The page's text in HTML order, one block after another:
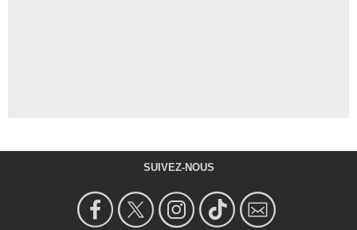
SUIVEZ-NOUS